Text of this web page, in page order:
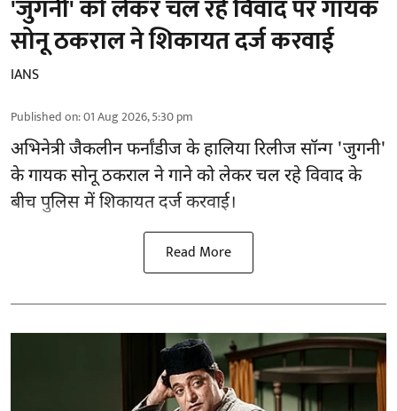
'जुगनी' को लेकर चल रहे विवाद पर गायक
सोनू ठकराल ने शिकायत दर्ज करवाई
IANS
Published on:01 Aug 2026, 5:30 pm
अभिनेत्री जैकलीन फर्नांडीज के हालिया रिलीज सॉन्ग 'जुगनी'
के गायक सोनू ठकराल ने गाने को लेकर चल रहे विवाद के
बीच पुलिस में शिकायत दर्ज करवाई।
Read More